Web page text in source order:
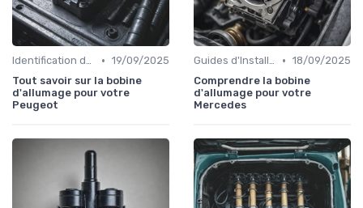
Identification de la Pièce Nécessaire • 19/09/2025
Tout savoir sur la bobine
d'allumage pour votre
Peugeot
Guides d'Installation et de Réparation • 18/09/2025
Comprendre la bobine
d'allumage pour votre
Mercedes